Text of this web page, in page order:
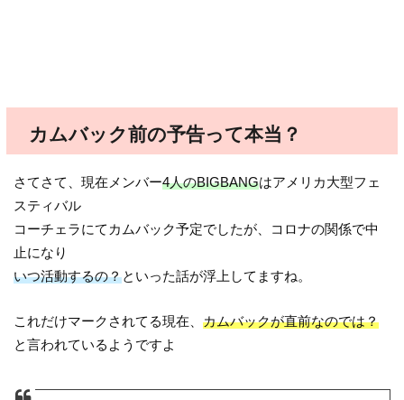
カムバック前の予告って本当？
さてさて、現在メンバー4人のBIGBANGはアメリカ大型フェ
スティバル
コーチェラにてカムバック予定でしたが、コロナの関係で中
止になり
いつ活動するの？といった話が浮上してますね。
これだけマークされてる現在、カムバックが直前なのでは？
と言われているようですよ